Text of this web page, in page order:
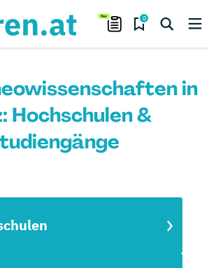
0
in
Hochschulen &